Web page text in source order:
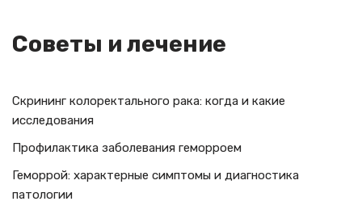
Советы и лечение
Скрининг колоректального рака: когда и какие
исследования
Профилактика заболевания геморроем
Геморрой: характерные симптомы и диагностика
патологии